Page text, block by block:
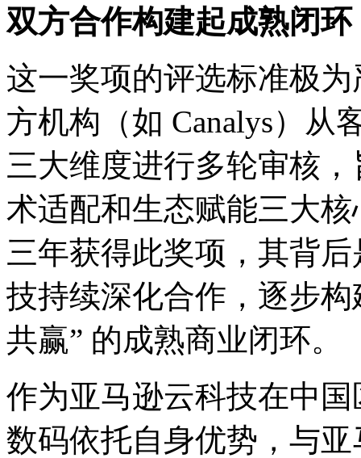
双方合作构建起成熟闭环
这一奖项的评选标准极
方机构（如 Canalys）从
三大维度进行多轮审核
术适配和生态赋能三大
三年获得此奖项，其
技持续深化合作，逐
共赢” 的成熟商业闭环。
作为亚马逊云科技在中国
数码依托自身优势，与